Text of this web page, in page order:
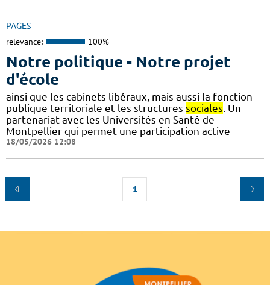
PAGES
relevance: 100%
Notre politique - Notre projet
d'école
ainsi que les cabinets libéraux, mais aussi la fonction
publique territoriale et les structures sociales . Un
partenariat avec les Universités en Santé de
Montpellier qui permet une participation active
18/05/2026 12:08
1